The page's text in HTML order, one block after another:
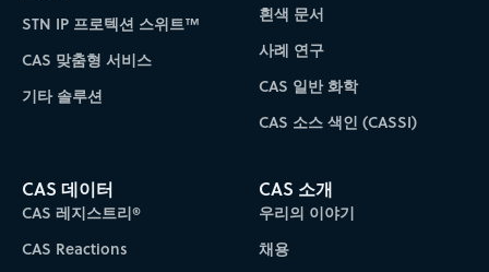
STN IP 프로텍션 스위트™
CAS 맞춤형 서비스
기타 솔루션
흰색 문서
사례 연구
CAS 일반 화학
CAS 소스 색인 (CASSI)
CAS 데이터
CAS 레지스트리®
CAS Reactions
CAS 소개
우리의 이야기
채용